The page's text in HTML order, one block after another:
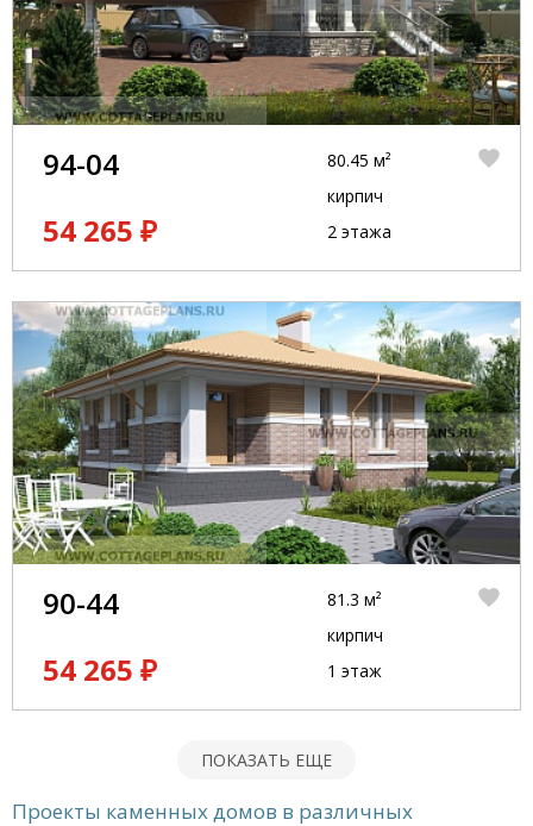
94-04
54 265 ₽
80.45 м²
кирпич
2 этажа
90-44
54 265 ₽
81.3 м²
кирпич
1 этаж
ПОКАЗАТЬ ЕЩЕ
Проекты каменных домов в различных